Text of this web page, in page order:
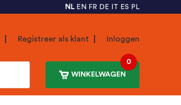
NL EN FR DE IT ES PL
Registreer als klant Inloggen
WINKELWAGEN
0